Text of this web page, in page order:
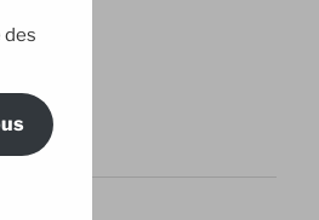
Maillard
des